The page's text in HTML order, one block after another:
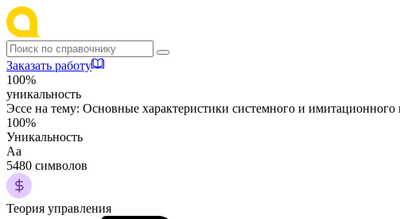
Заказать работу
100%
уникальность
Эссе на тему: Основные характеристики системного и
100%
Уникальность
Аа
5480 символов
Теория управления